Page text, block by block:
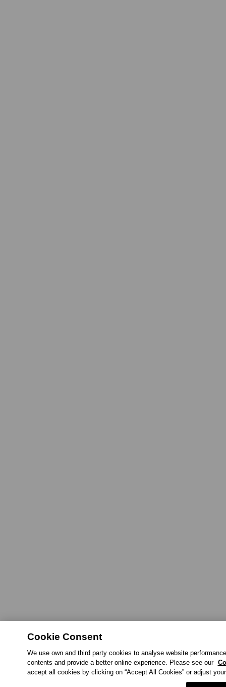
Cookie Consent
We use own and third party cookies to analyse website
contents and provide a better online experience. Please see our
accept all cookies by clicking on “Accept All Cookies” or adjust